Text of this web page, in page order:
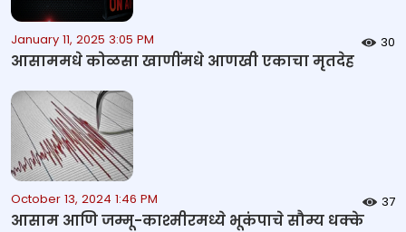
January 11, 2025 3:05 PM 30
आसाममधे कोळसा खाणींमधे आणखी एकाचा मृतदेह
October 13, 2024 1:46 PM 37
आसाम आणि जम्मू-काश्मीरमध्ये भूकंपाचे सौम्य धक्के